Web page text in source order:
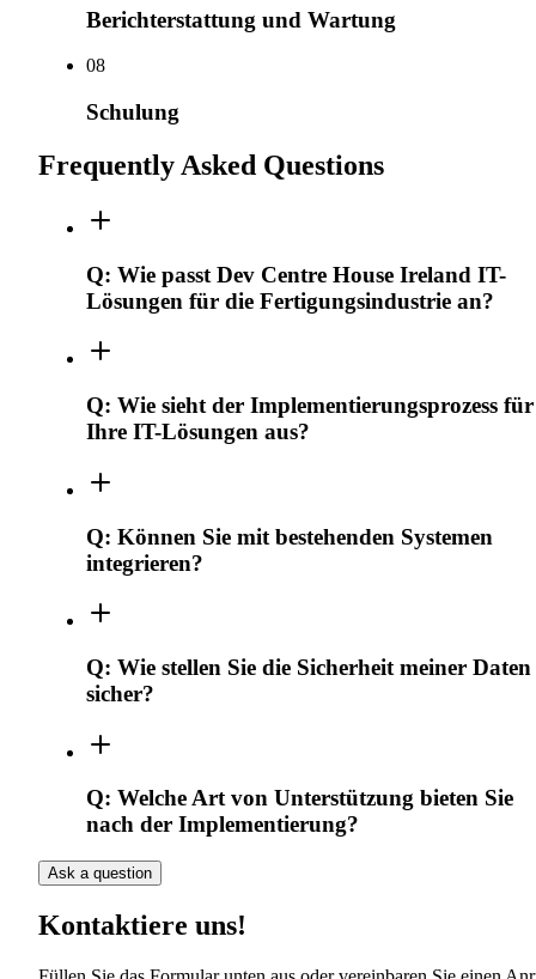
Berichterstattung und Wartung
08
Schulung
Frequently Asked Questions
Q: Wie passt Dev Centre House Ireland IT-
Lösungen für die Fertigungsindustrie an?
Q: Wie sieht der Implementierungsprozess für
Ihre IT-Lösungen aus?
Q: Können Sie mit bestehenden Systemen
integrieren?
Q: Wie stellen Sie die Sicherheit meiner Daten
sicher?
Q: Welche Art von Unterstützung bieten Sie
nach der Implementierung?
Ask a question
Kontaktiere uns!